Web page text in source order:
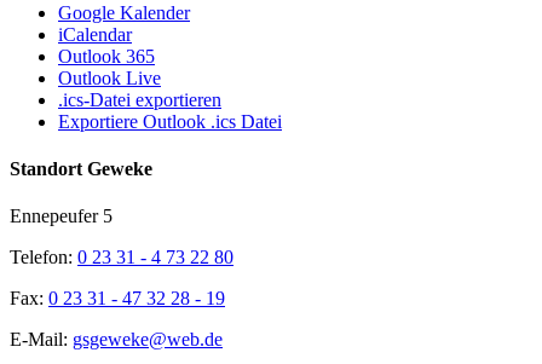
Google Kalender
iCalendar
Outlook 365
Outlook Live
.ics-Datei exportieren
Exportiere Outlook .ics Datei
Standort Geweke
Ennepeufer 5
Telefon: 0 23 31 - 4 73 22 80
Fax: 0 23 31 - 47 32 28 - 19
E-Mail: gsgeweke@web.de